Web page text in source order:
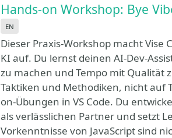
Hands-on Workshop: Bye
en
Dieser Praxis-Workshop macht Vise
KI auf. Du lernst deinen AI-Dev-
zu machen und Tempo mit Qualität
Taktiken und Methodiken, nicht auf
on-Übungen in VS Code. Du
als verlässlichen Partner und setzt
Vorkenntnisse von JavaScript sind